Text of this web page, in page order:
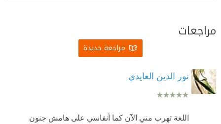
مراجعات
مراجعة جديدة
نور الدين العايدي
اللغة تهرب مني الآن كما أنفاسي على هامش جنون